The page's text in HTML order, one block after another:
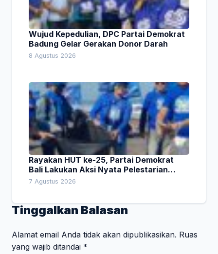
Wujud Kepedulian, DPC Partai Demokrat
Badung Gelar Gerakan Donor Darah
8 Agustus 2026
Rayakan HUT ke-25, Partai Demokrat
Bali Lakukan Aksi Nyata Pelestarian
Lingkungan
7 Agustus 2026
Tinggalkan Balasan
Alamat email Anda tidak akan dipublikasikan. Ruas
yang wajib ditandai *